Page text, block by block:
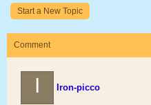
Start a New Topic
Comment
I Iron-picco